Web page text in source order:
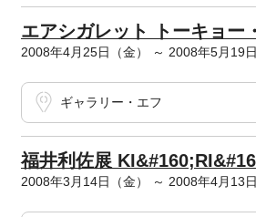
エアシガレット トーキョー
2008年4月25日（金） ～ 2008年5月19日
ギャラリー・エフ
福井利佐展
2008年3月14日（金） ～ 2008年4月13日